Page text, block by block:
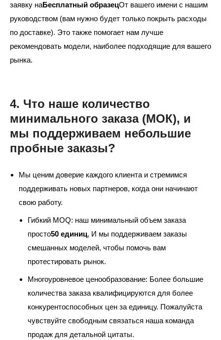
заявку наБесплатный образецОт вашего имени с нашим
руководством (вам нужно будет только покрыть расходы
по доставке). Это также помогает нам лучше
рекомендовать модели, наиболее подходящие для вашего
рынка.
4. Что наше количество
минимального заказа (МОК), и
мы поддерживаем небольшие
пробные заказы?
Мы ценим доверие каждого клиента и стремимся
поддерживать новых партнеров, когда они начинают
свою работу.
Гибкий MOQ: наш минимальный объем заказа
просто50 единиц, И мы поддерживаем заказы
смешанных моделей, чтобы помочь вам
протестировать рынок.
Многоуровневое ценообразование: Более большие
количества заказа квалифицируются для более
конкурентоспособных цен за единицу. Пожалуйста
чувствуйте свободным связаться наша команда
продаж для детальной цитаты.